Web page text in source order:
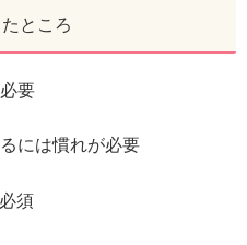
ところ
要
には慣れが必要
須